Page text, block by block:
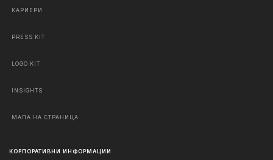
КАРИЕРИ
PRESS KIT
LOGO KIT
INSIGHTS
МАПА НА СТРАНИЦА
КОРПОРАТИВНИ ИНФОРМАЦИИ